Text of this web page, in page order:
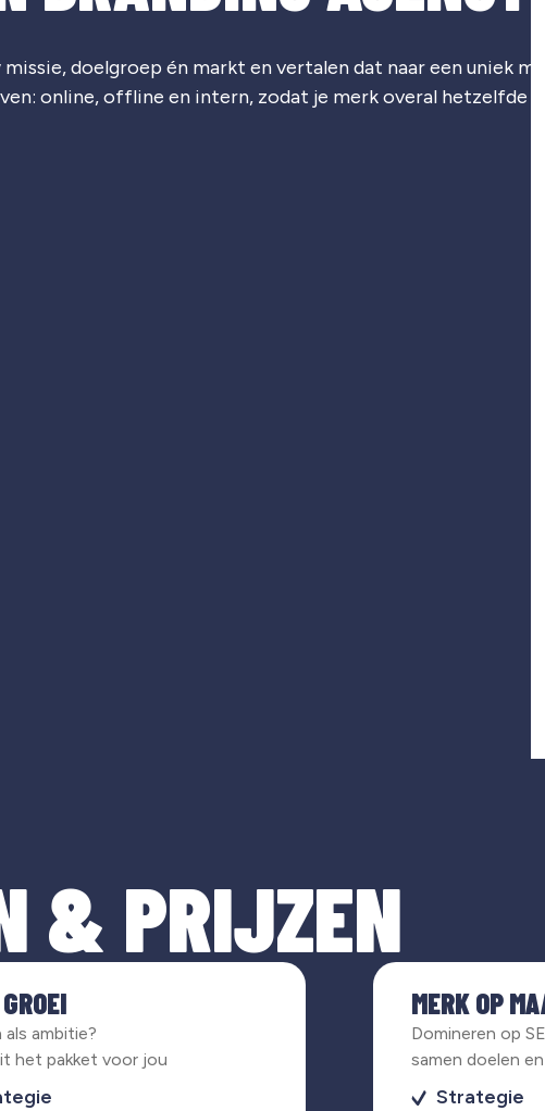
doelgroep én markt en vertalen dat naar een uniek
online, offline en intern, zodat je merk overal hetzelfde
& PRIJZEN
ambitie?
het pakket voor jou
MERK OP
Domineren op
samen doelen
Strategie